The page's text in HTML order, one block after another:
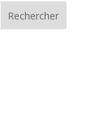
Rechercher